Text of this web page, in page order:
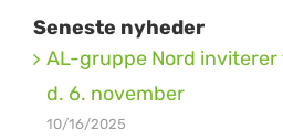
Seneste nyheder
AL-gruppe Nord
d. 6. november
10/16/2025